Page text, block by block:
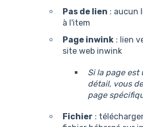
Pas de lien : aucun
à l'item
Page inwink : lien
site web inwink
Si la page est
détail, vous
page
Fichier :